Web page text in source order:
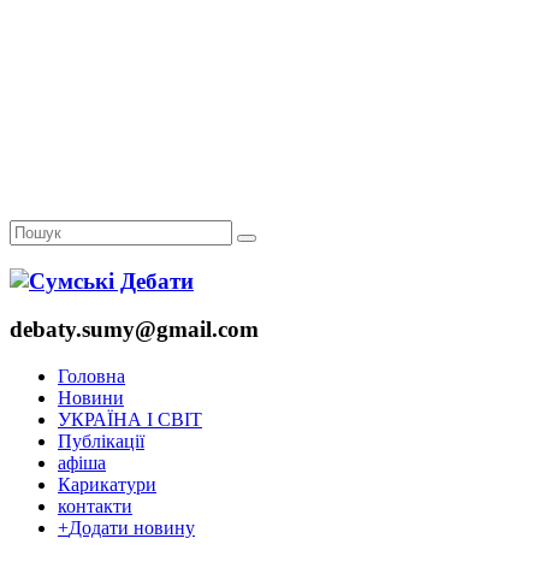
debaty.sumy@gmail.com
Головна
Новини
УКРАЇНА І СВІТ
Публікації
афіша
Карикатури
контакти
+Додати новину